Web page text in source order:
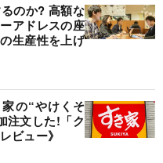
のか? 高額な
アドレスの座
生産性を上げ
の“やけくそ
注文した!「ク
ビュー》